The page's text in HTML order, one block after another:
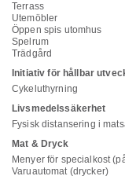
Terrass
Utemöbler
Öppen spis utomhus
Spelrum
Trädgård
Initiativ för hållbar
Cykeluthyrning
Livsmedelssäkerhet
Fysisk distansering i
Mat & Dryck
Menyer för specialkost
Varuautomat (drycker)